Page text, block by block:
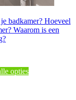
badkamer? Hoeveel
Waarom is een
opties